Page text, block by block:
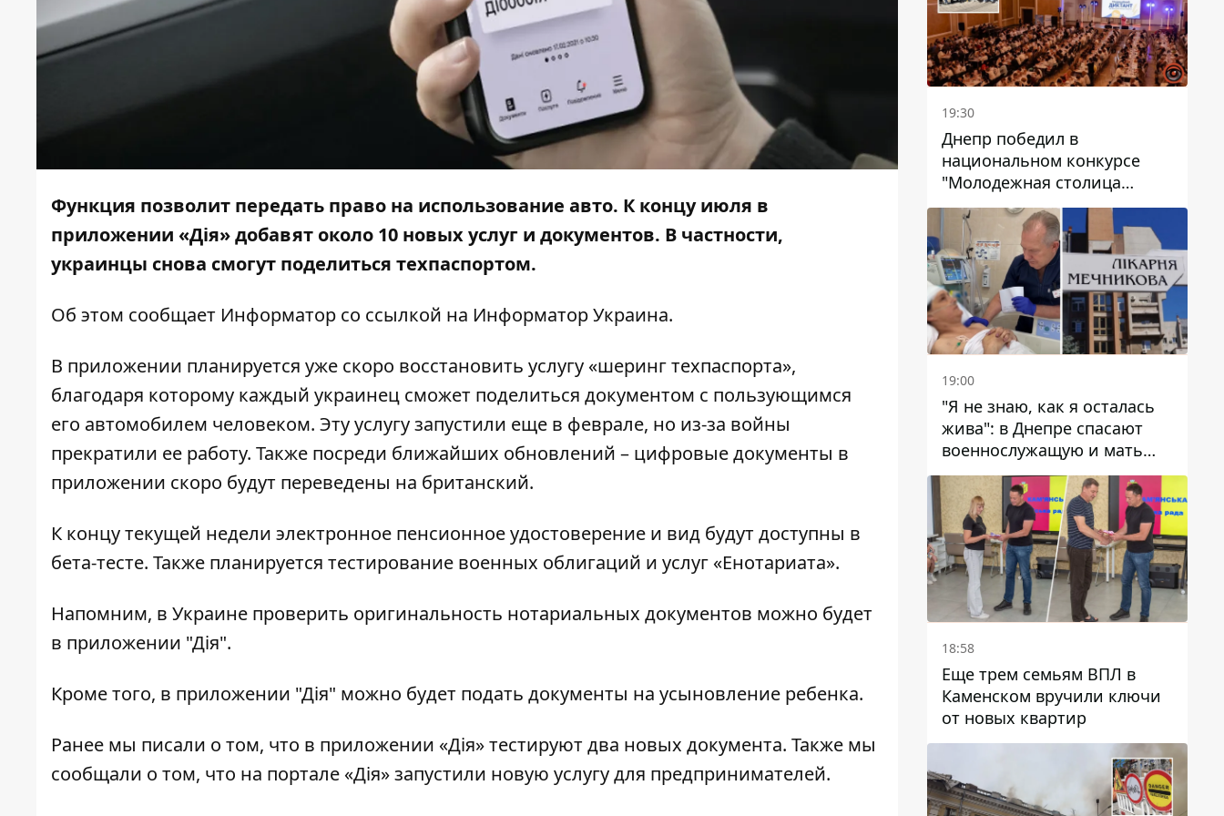
Функция позволит передать право на использование авто. К концу июля в
приложении «Дія» добавят около 10 новых услуг и документов. В частности,
украинцы снова смогут поделиться техпаспортом.
Об этом сообщает Информатор со ссылкой на Информатор Украина.
В приложении планируется уже скоро восстановить услугу «шеринг техпаспорта»,
благодаря которому каждый украинец сможет поделиться документом с пользующимся
его автомобилем человеком. Эту услугу запустили еще в феврале, но из-за войны
прекратили ее работу. Также посреди ближайших обновлений – цифровые документы в
приложении скоро будут переведены на британский.
К концу текущей недели электронное пенсионное удостоверение и вид будут доступны в
бета-тесте. Также планируется тестирование военных облигаций и услуг «Енотариата».
Напомним, в Украине проверить оригинальность нотариальных документов можно будет
в приложении "Дія".
Кроме того, в приложении "Дія" можно будет подать документы на усыновление ребенка.
Ранее мы писали о том, что в приложении «Дія» тестируют два новых документа. Также мы
сообщали о том, что на портале «Дія» запустили новую услугу для предпринимателей.
19:30
Днепр победил в
национальном конкурсе
"Молодежная столица
Украины – 2026"
19:00
"Я не знаю, как я осталась
жива": в Днепре спасают
военнослужащую и мать
четверых детей, которую
ранил КАБ
18:58
Еще трем семьям ВПЛ в
Каменском вручили ключи
от новых квартир